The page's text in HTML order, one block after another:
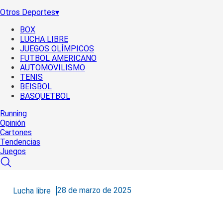
Otros Deportes▾
BOX
LUCHA LIBRE
JUEGOS OLÍMPICOS
FUTBOL AMERICANO
AUTOMOVILISMO
TENIS
BEISBOL
BASQUETBOL
Running
Opinión
Cartones
Tendencias
Juegos
Lucha libre 28 de marzo de 2025